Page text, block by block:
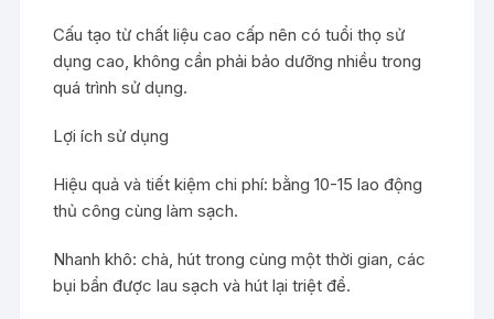
Cấu tạo từ chất liệu cao cấp nên có tuổi thọ sử
dụng cao, không cần phải bảo dưỡng nhiều trong
quá trình sử dụng.
Lợi ích sử dụng
Hiệu quả và tiết kiệm chi phí: bằng 10-15 lao động
thủ công cùng làm sạch.
Nhanh khô: chà, hút trong cùng một thời gian, các
bụi bẩn được lau sạch và hút lại triệt để.